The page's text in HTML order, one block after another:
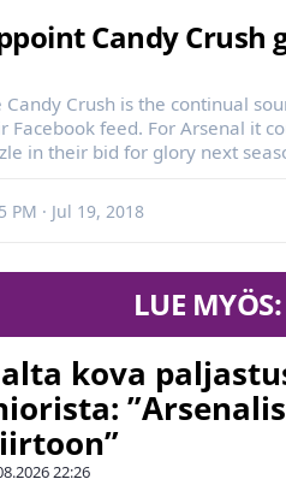
Candy Crush
Candy Crush is the continual
Facebook feed. For Arsenal it
in their bid for glory next
PM · Jul 19, 2018
LUE MYÖS:
kova
22:26